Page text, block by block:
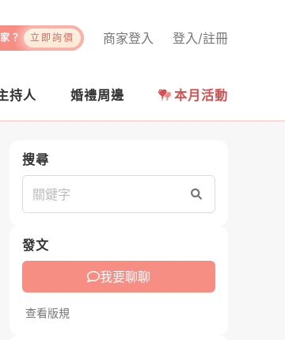
登入/註冊
商家登入
？ 立即詢價
持人 婚禮周邊 本月活動
搜尋
搜尋
發文
我要聊聊
查看版規